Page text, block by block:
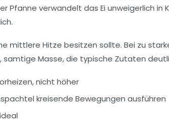
Pfanne verwandelt das Ei unweigerlich
mittlere Hitze besitzen sollte. Bei zu
Masse, die typische Zutaten
nicht höher
kreisende Bewegungen ausführen